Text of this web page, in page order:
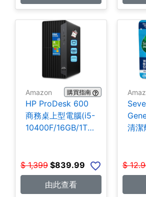
Amazon 購買指南
HP ProDesk 600
商務桌上型電腦(i5-
10400F/16GB/1TB
$ 1,399 $839.99
由此查看
清潔
$